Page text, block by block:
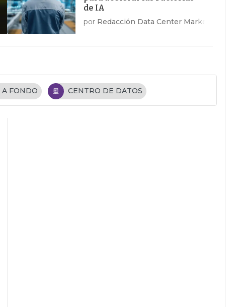
de IA
por Redacción Data Center Market
A FONDO CENTRO DE DATOS